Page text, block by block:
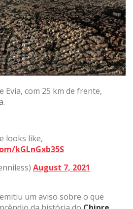
Evia, com 25 km de frente,
looks like,
kGLnGxb35S
August 7, 2021
um aviso sobre o que